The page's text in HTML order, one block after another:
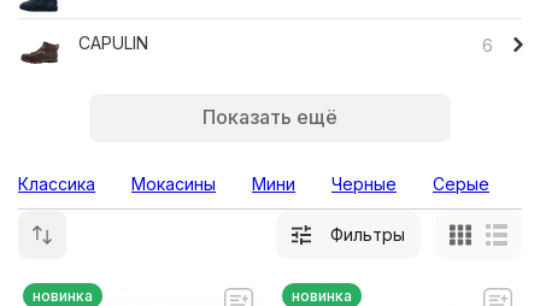
CAPULIN 6
Показать ещё
Классика Мокасины Мини Черные Серые
Фильтры
новинка новинка